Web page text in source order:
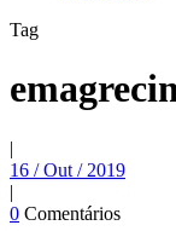
Tag
|
16 / Out / 2019
|
0 Comentários